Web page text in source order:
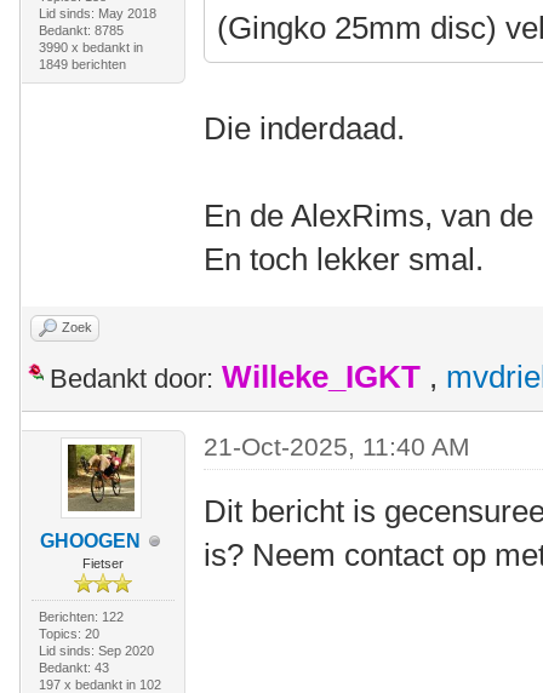
Lid sinds: May 2018
Bedankt: 8785
3990 x bedankt in
1849 berichten
(Gingko 25mm disc)
Die inderdaad.
En de AlexRims, van
En toch lekker smal.
Zoek
Bedankt door: Willeke_IGKT ,
GHOOGEN
Fietser
Berichten: 122
Topics: 20
Lid sinds: Sep 2020
Bedankt: 43
197 x bedankt in 102
21-Oct-2025, 11:40 AM
Dit bericht is
is? Neem contact op